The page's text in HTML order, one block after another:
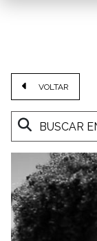
VOLTAR